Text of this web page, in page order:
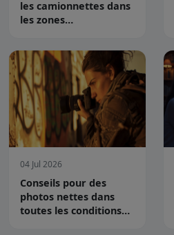
les camionnettes dans
les zones
urbaines
04 Jul 2026
Conseils pour des
photos nettes dans
toutes les conditions